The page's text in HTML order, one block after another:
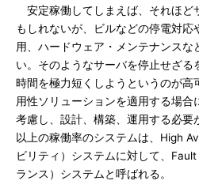
安定稼働してしまえば、それほど
もしれないが、ビルなどの停電対
用、ハードウェア・メンテナンス
い。そのようなサーバを停止せざる
時間を極力短くしようというのが高
用性ソリューションを適用する場
考慮し、設計、構築、運用する必要
以上の稼働率のシステムは、High
ビリティ）システムに対して、
ランス）システムと呼ばれる。